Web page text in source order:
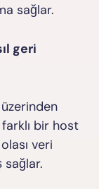
sağlar.
geri
bir host
veri
sağlar.